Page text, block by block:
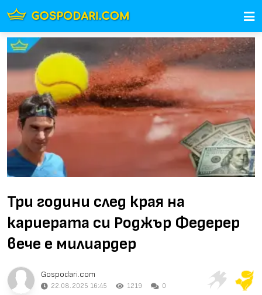
Три години след края на
кариерата си Роджър Федерер
вече е милиардер
Gospodari.com
22.08.2025 16:45 1219 0